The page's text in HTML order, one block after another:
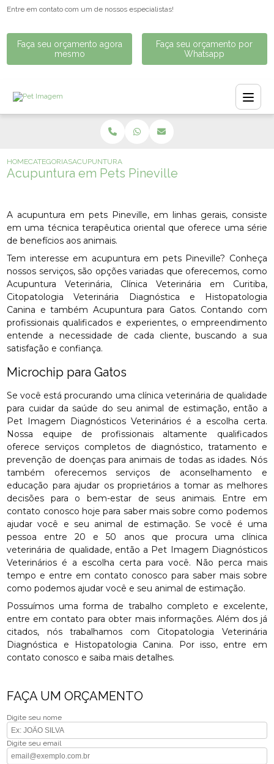
Entre em contato com um de nossos especialistas!
Faça seu orçamento agora
mesmo
Faça seu orçamento por
Whatsapp
HOMECATEGORIASACUPUNTURA EM PETS PINEVILLE
Acupuntura em Pets Pineville
A acupuntura em pets Pineville, em linhas gerais, consiste
em uma técnica terapêutica oriental que oferece uma série
de benefícios aos animais.
Tem interesse em acupuntura em pets Pineville? Conheça
nossos serviços, são opções variadas que oferecemos, como
Acupuntura Veterinária, Clínica Veterinária em Curitiba,
Citopatologia Veterinária Diagnóstica e Histopatologia
Canina e também Acupuntura para Gatos. Contando com
profissionais qualificados e experientes, o empreendimento
entende a necessidade de cada cliente, buscando a sua
satisfação e confiança.
Microchip para Gatos
Se você está procurando uma clínica veterinária de qualidade
para cuidar da saúde do seu animal de estimação, então a
Pet Imagem Diagnósticos Veterinários é a escolha certa.
Nossa equipe de profissionais altamente qualificados
oferece serviços completos de diagnóstico, tratamento e
prevenção de doenças para animais de todas as idades. Nós
também oferecemos serviços de aconselhamento e
educação para ajudar os proprietários a tomar as melhores
decisões para o bem-estar de seus animais. Entre em
contato conosco hoje para saber mais sobre como podemos
ajudar você e seu animal de estimação. Se você é uma
pessoa entre 20 e 50 anos que procura uma clínica
veterinária de qualidade, então a Pet Imagem Diagnósticos
Veterinários é a escolha certa para você. Não perca mais
tempo e entre em contato conosco para saber mais sobre
como podemos ajudar você e seu animal de estimação.
Possuímos uma forma de trabalho completo e excelente,
entre em contato para obter mais informações. Além dos já
citados, nós trabalhamos com Citopatologia Veterinária
Diagnóstica e Histopatologia Canina. Por isso, entre em
contato conosco e saiba mais detalhes.
FAÇA UM ORÇAMENTO
Digite seu nome
Digite seu email